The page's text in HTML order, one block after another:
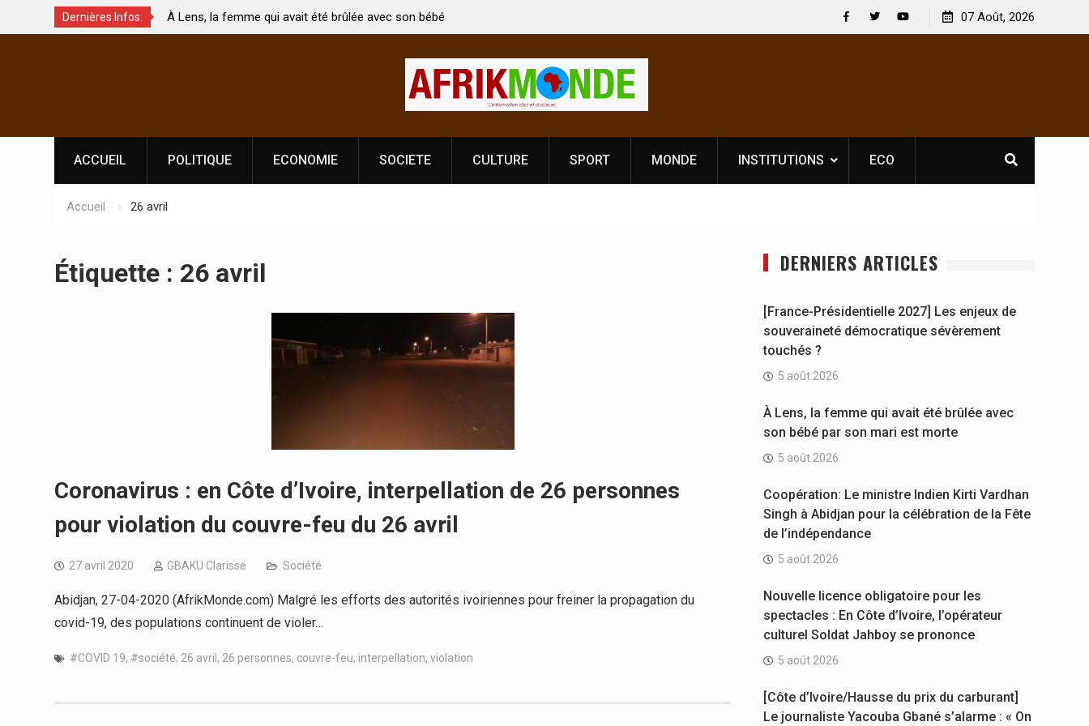
Dernières Infos:
touchés ?
À Lens, la femme qui avait été brûlée avec son bébé
par son mari est morte
Coopération: Le ministre Indien Kirti Vardhan Singh à
Abidjan pour la célébration de la Fête de
l’indépendance
Nouvelle licence obligatoire pour les spectacles : En
Côte d’Ivoire, l’opérateur culturel Soldat Jahboy se
07 Août, 2026
ACCUEIL POLITIQUE ECONOMIE SOCIETE CULTURE SPORT MONDE INSTITUTIONS ECO
Accueil 26 avril
Étiquette : 26 avril
Coronavirus : en Côte d’Ivoire, interpellation de 26 personnes
pour violation du couvre-feu du 26 avril
27 avril 2020 GBAKU Clarisse Société
Abidjan, 27-04-2020 (AfrikMonde.com) Malgré les efforts des autorités ivoiriennes pour freiner la propagation du
covid-19, des populations continuent de violer…
#COVID 19, #société, 26 avril , 26 personnes, couvre-feu, interpellation, violation
DERNIERS ARTICLES
[France-Présidentielle 2027] Les enjeux de
souveraineté démocratique sévèrement
touchés ?
5 août 2026
À Lens, la femme qui avait été brûlée avec
son bébé par son mari est morte
5 août 2026
Coopération: Le ministre Indien Kirti Vardhan
Singh à Abidjan pour la célébration de la Fête
de l’indépendance
5 août 2026
Nouvelle licence obligatoire pour les
spectacles : En Côte d’Ivoire, l’opérateur
culturel Soldat Jahboy se prononce
5 août 2026
[Côte d’Ivoire/Hausse du prix du carburant]
Le journaliste Yacouba Gbané s’alarme : « On